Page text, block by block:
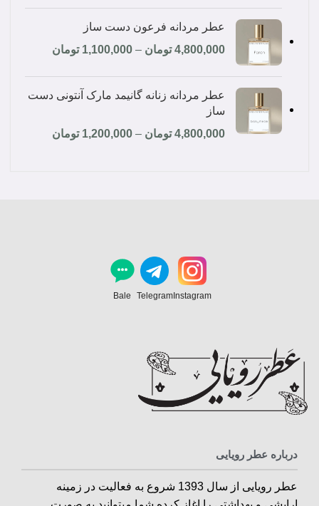
عطر مردانه فرعون دست ساز
4,800,000 تومان –
1,100,000 تومان
عطر مردانه زنانه گانیمد مارک آنتونی دست
ساز
4,800,000 تومان –
1,200,000 تومان
Instagram
Telegram
Bale
درباره عطر رویایی
عطر رویایی از سال 1393 شروع به فعالیت در زمینه